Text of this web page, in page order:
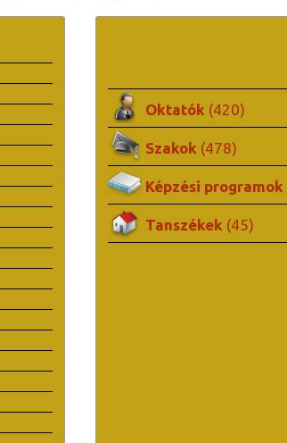
Oktatók (420)
Szakok (478)
Képzési programok
Tanszékek (45)